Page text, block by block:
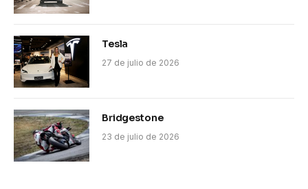
Tesla
27 de julio de 2026
Bridgestone
23 de julio de 2026